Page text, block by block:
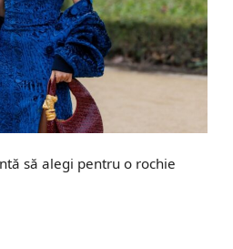
să alegi pentru o rochie